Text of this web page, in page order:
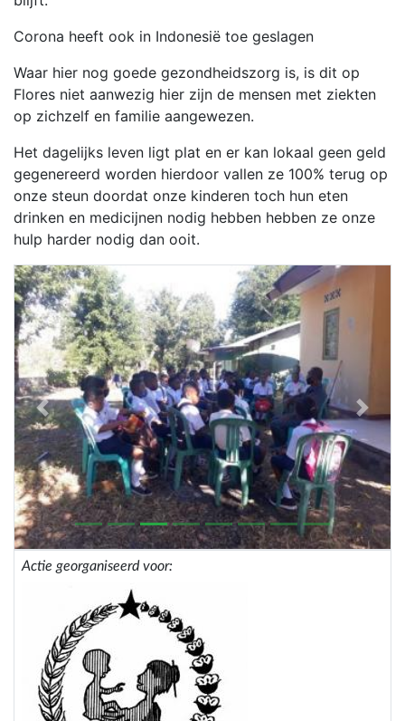
Previous Next
Corona heeft ook in Indonesië toe geslagen
Waar hier nog goede gezondheidszorg is, is dit op
Flores niet aanwezig hier zijn de mensen met ziekten
op zichzelf en familie aangewezen.
Het dagelijks leven ligt plat en er kan lokaal geen geld
gegenereerd worden hierdoor vallen ze 100% terug op
onze steun doordat onze kinderen toch hun eten
drinken en medicijnen nodig hebben hebben ze onze
hulp harder nodig dan ooit.
Actie georganiseerd voor: